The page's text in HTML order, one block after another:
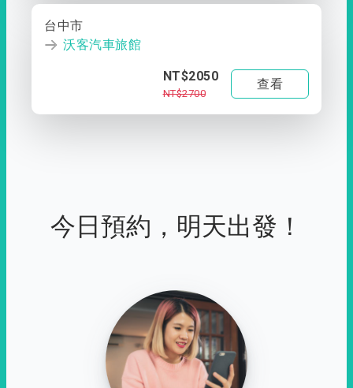
台中市
沃客汽車旅館
NT$2050
NT$2700
查看
今日預約，明天出發！